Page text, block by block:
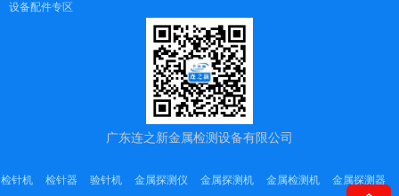
设备配件专区
广东连之新金属检测设备有限公司
检针机 检针器 验针机 金属探测仪 金属探测机 金属检测机 金属探测器